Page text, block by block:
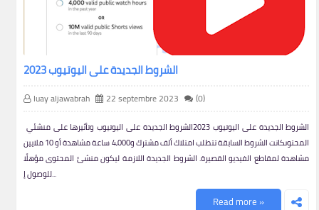
الشروط الجديدة على اليوتيوب 2023
luay aljawabrah 22 septembre 2023 (0)
المحتوىكانت الشروط السابقة تتطلب امتلاك ألف مشترك و4,000 ساعة مشاهدة أو 10 ملايين
مشاهدة لمقاطع الفيديو القصيرة. الشروط الجديدة اللازمة ليكون منشئ المحتوى مؤهلًا
للوصول إ...
Read more »